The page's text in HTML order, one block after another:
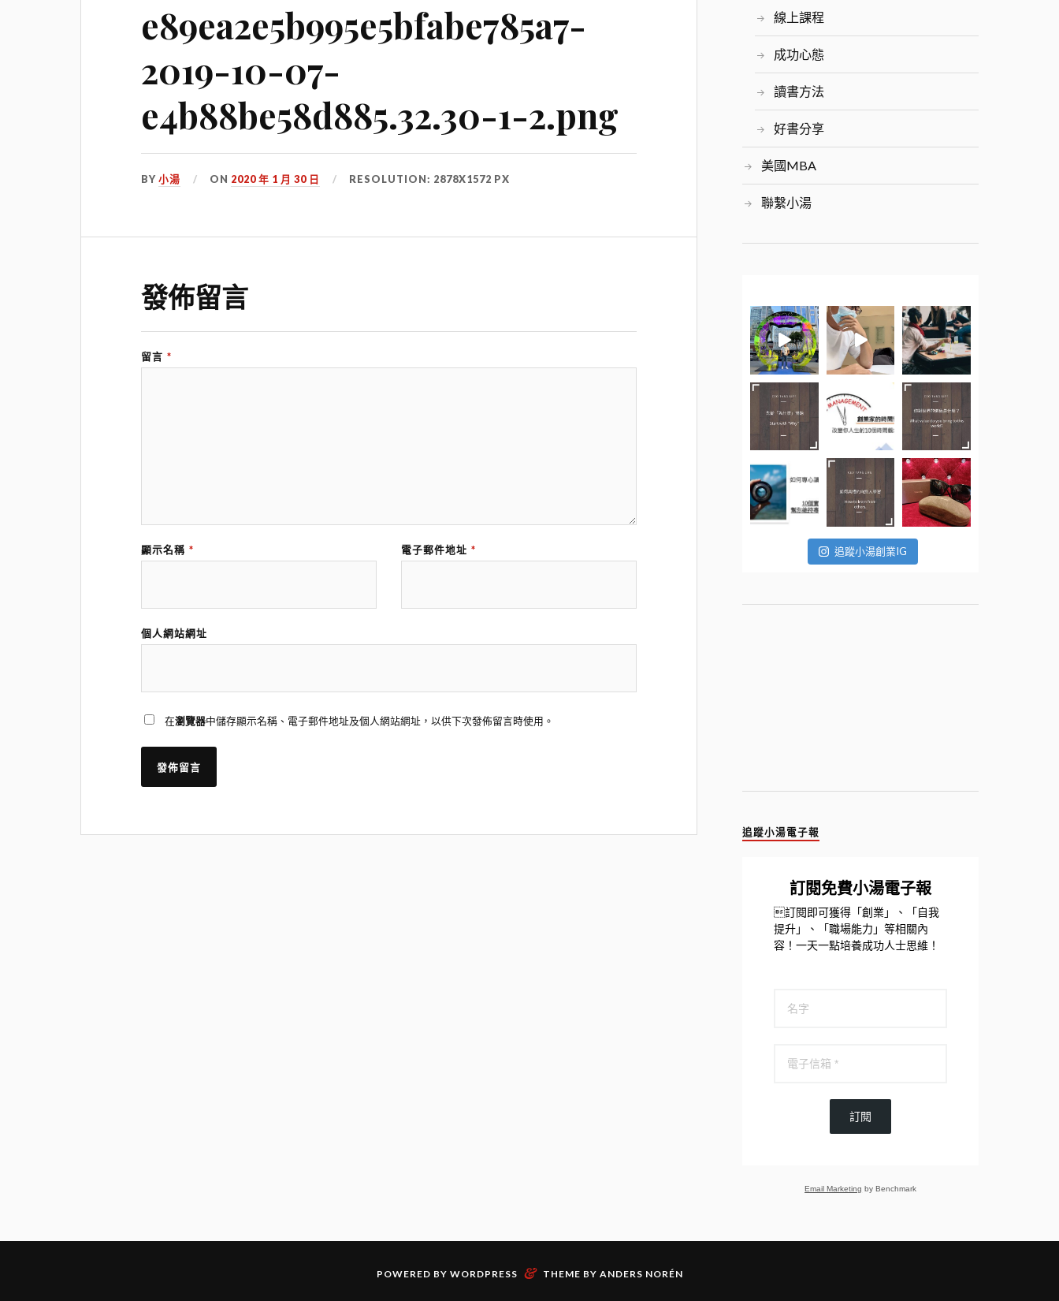
e89ea2e5b995e5bfabe785a7-
2019-10-07-
e4b88be58d885.32.30-1-2.png
BY小湯 ON 2020 年 1 月 30 日 RESOLUTION: 2878X1572 PX
發佈留言
留言 *
顯示名稱 * 電子郵件地址 *
個人網站網址
在瀏覽器中儲存顯示名稱、電子郵件地址及個人網站網址，以供下次發佈留言時使用。
線上課程
成功心態
讀書方法
好書分享
美國MBA
聯繫小湯
追蹤小湯創業IG
追蹤小湯電子報
訂閱免費小湯電子報
訂閱即可獲得「創業」、「自我
提升」、「職場能力」等相關內
容！一天一點培養成功人士思維！
訂閱
Email Marketing by Benchmark
POWERED BY WORDPRESS & THEME BY ANDERS NORÉN